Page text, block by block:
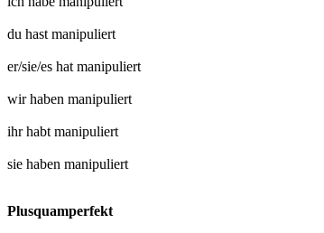
du hast manipuliert
er/sie/es hat manipuliert
wir haben manipuliert
ihr habt manipuliert
sie haben manipuliert
Plusquamperfekt